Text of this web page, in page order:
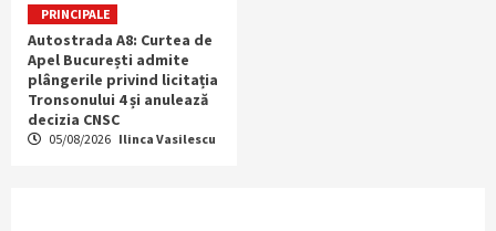
PRINCIPALE
Autostrada A8: Curtea de
Apel București admite
plângerile privind licitația
Tronsonului 4 și anulează
decizia CNSC
05/08/2026 Ilinca Vasilescu